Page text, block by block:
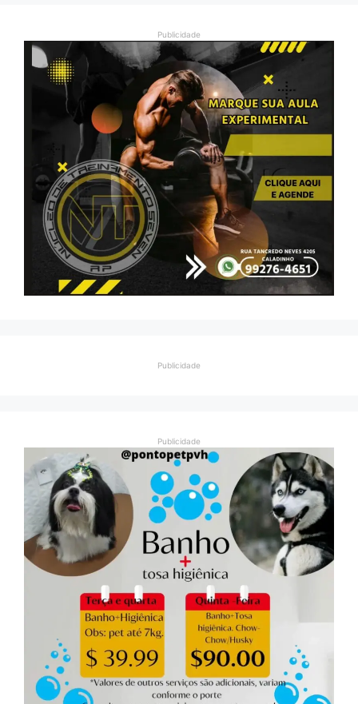
Publicidade
Publicidade
Publicidade